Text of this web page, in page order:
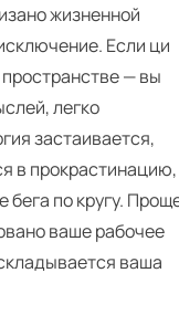
жизненной
Если ци
— вы
легко
застаивается,
в прокрастинацию,
по кругу.
ваше рабочее
ваша